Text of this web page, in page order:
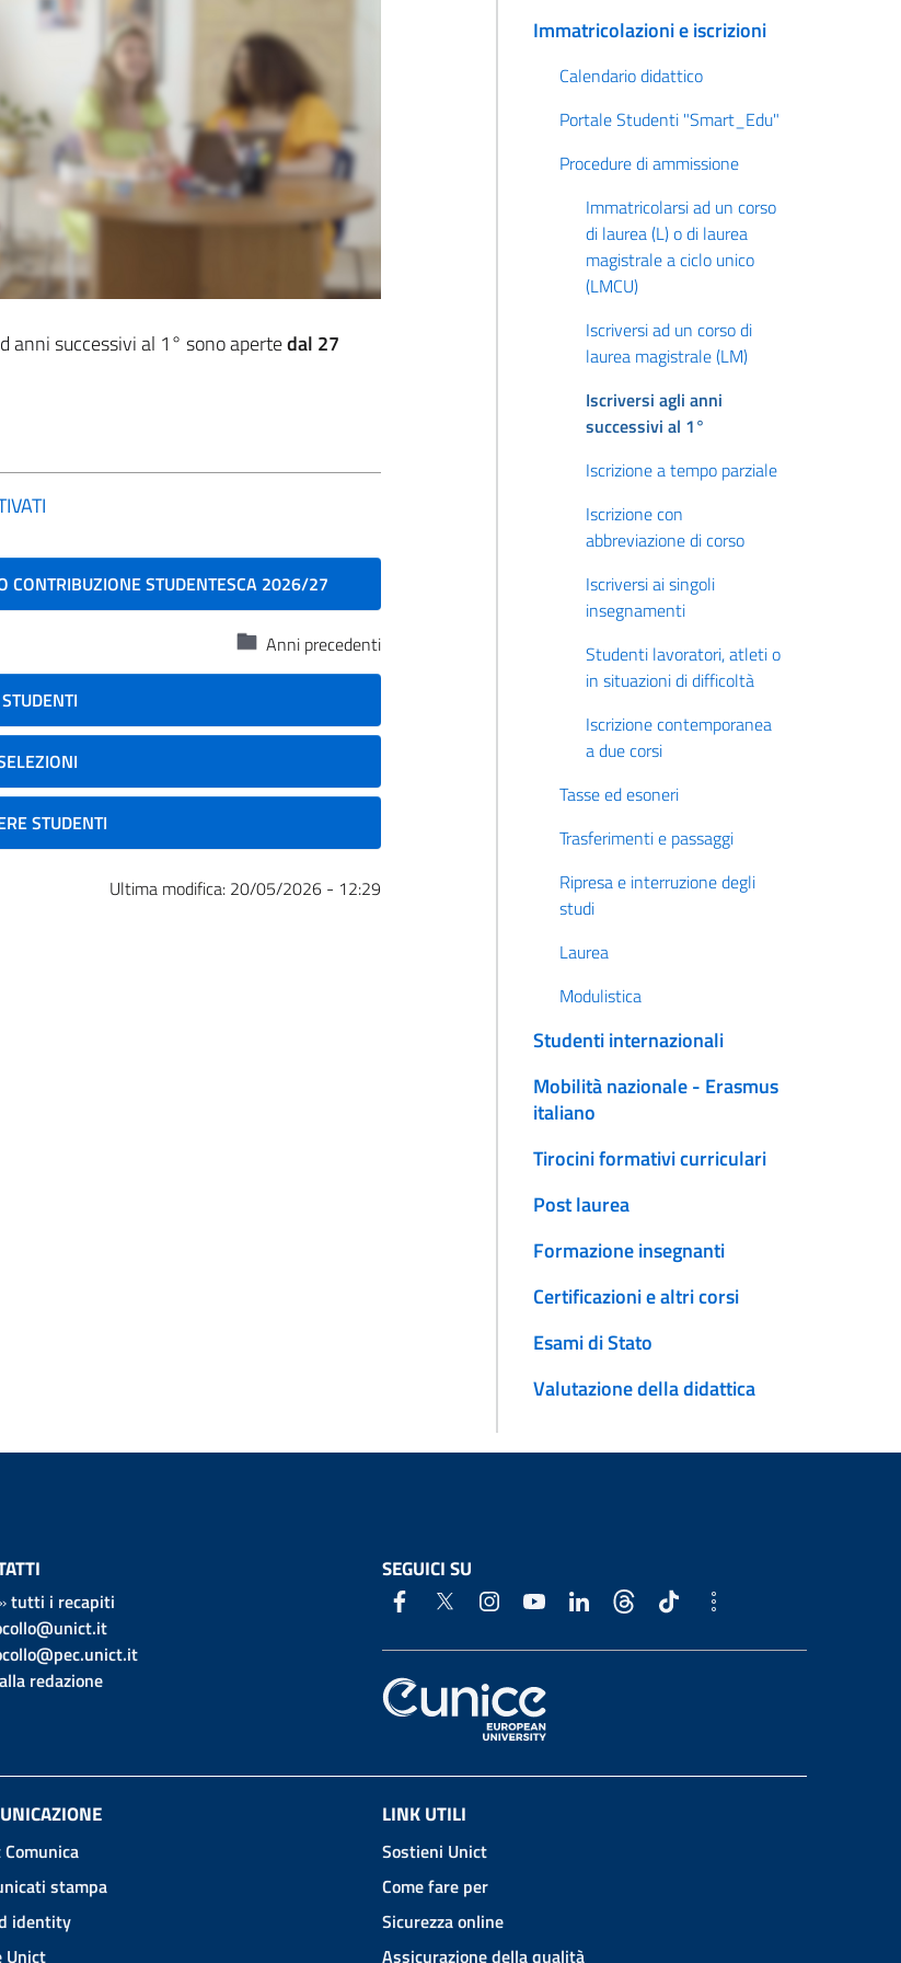
anni successivi al 1° sono apertedal 27
CONTRIBUZIONE STUDENTESCA 2026/27
Anni precedenti
STUDENTI
Ultima modifica: 20/05/2026 - 12:29
Immatricolazioni e iscrizioni
Calendario didattico
Portale Studenti "Smart_Edu"
Procedure di ammissione
Immatricolarsi ad un corso
di laurea (L) o di laurea
magistrale a ciclo unico
(LMCU)
Iscriversi ad un corso di
laurea magistrale (LM)
Iscriversi agli anni
successivi al 1°
Iscrizione a tempo parziale
Iscrizione con
abbreviazione di corso
Iscriversi ai singoli
insegnamenti
Studenti lavoratori, atleti o
in situazioni di difficoltà
Iscrizione contemporanea
a due corsi
Tasse ed esoneri
Trasferimenti e passaggi
Ripresa e interruzione degli
studi
Laurea
Modulistica
Studenti internazionali
Mobilità nazionale - Erasmus
italiano
Tirocini formativi curriculari
Post laurea
Formazione insegnanti
Certificazioni e altri corsi
Esami di Stato
Valutazione della didattica
tutti i recapiti
redazione
SEGUICI SU
stampa
identity
Unict
LINK UTILI
Sostieni Unict
Come fare per
Sicurezza online
Assicurazione della qualità